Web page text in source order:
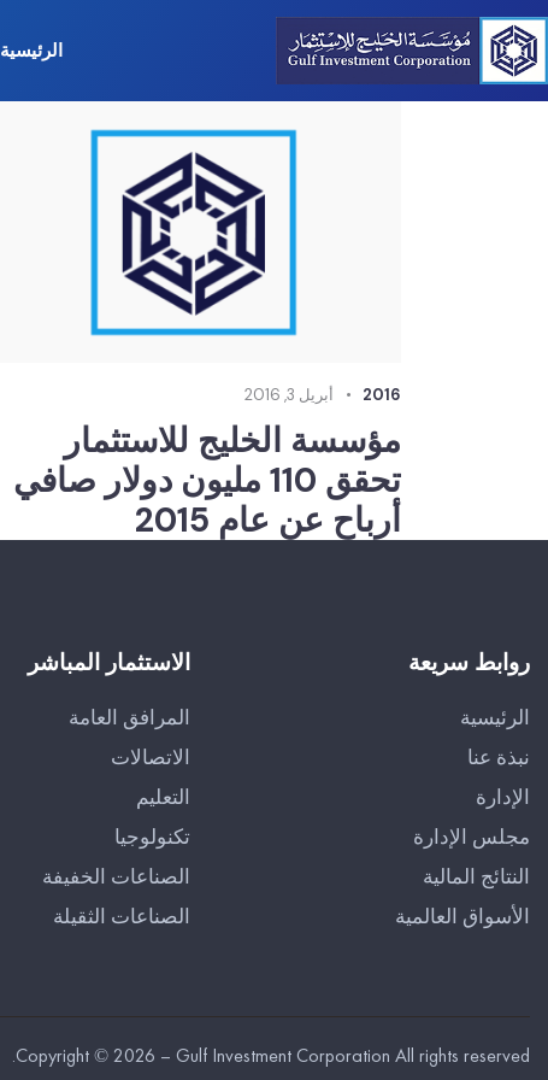
الرئيسية
2016 أبريل 3, 2016
مؤسسة الخليج للاستثمار
تحقق 110 مليون دولار صافي
أرباح عن عام 2015
روابط سريعة
الرئيسية
نبذة عنا
الإدارة
مجلس الإدارة
النتائج المالية
الأسواق العالمية
الاستثمار المباشر
المرافق العامة
الاتصالات
التعليم
تكنولوجيا
الصناعات الخفيفة
الصناعات الثقيلة
Copyright © 2026 – Gulf Investment Corporation All rights reserved.